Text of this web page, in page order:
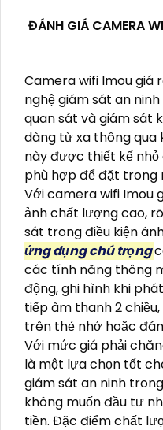
ĐÁNH GIÁ CAMERA
Camera wifi Imou giá
nghệ giám sát an
quan sát và giám sát
dàng từ xa thông qua
này được thiết kế nhỏ
phù hợp để đặt trong
Với camera wifi Imou
ảnh chất lượng cao,
sát trong điều kiện
ứng dụng chú trọng
các tính năng thông
động, ghi hình khi
tiếp âm thanh 2
trên thẻ nhớ hoặc
Với mức giá phải
là một lựa chọn tốt
giám sát an ninh
không muốn đầu tư
tiền. Đặc điểm chất